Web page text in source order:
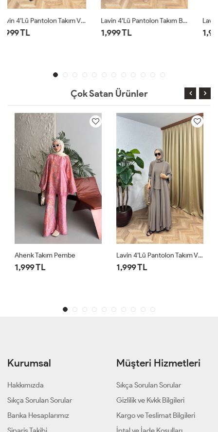
1,999 TL 1,999 TL
Çok Satan Ürünler
1,999 TL
Lavin 4’lü Pantolon Takım Siyah
1,999 TL
Kurumsal
Hakkımızda
Sıkça Sorulan Sorular
Banka Hesaplarımız
Müşteri Hizmetleri
Sıkça Sorulan Sorular
Gizlilik ve Kvkk Bilgileri
Kargo ve Teslimat Bilgileri